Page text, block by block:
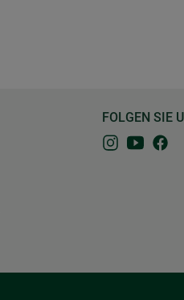
FOLGEN SIE